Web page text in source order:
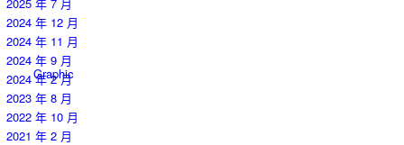
Graphic
2024 年 12 月
2024 年 11 月
2024 年 9 月
2024 年 2 月
2023 年 8 月
2022 年 10 月
2021 年 2 月